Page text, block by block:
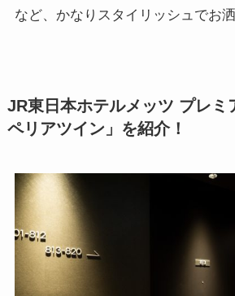
など、かなりスタイリッシュでお
JR東日本ホテルメッツ プレミ
ペリアツイン」を紹介！